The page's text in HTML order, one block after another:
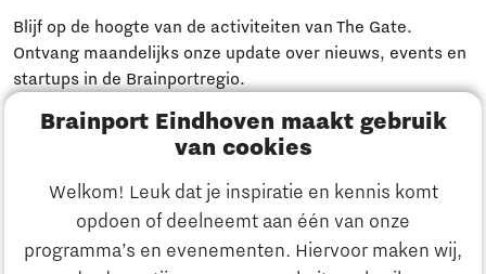
Brainport Eindhoven maakt gebruik
van cookies
Welkom! Leuk dat je inspiratie en kennis komt
opdoen of deelneemt aan één van onze
programma’s en evenementen. Hiervoor maken wij,
Blijf op de hoogte van de activiteiten van The Gate.
Ontvang maandelijks onze update over nieuws, events en
startups in de Brainportregio.
Meld je aan
Heb je een vraag?
E-mailadres:info@thegate.tech